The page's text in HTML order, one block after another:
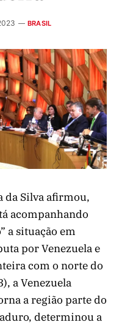
BRASIL
da Silva afirmou,
acompanhando
a situação em
por Venezuela e
com o norte do
a Venezuela
a região parte do
determinou a